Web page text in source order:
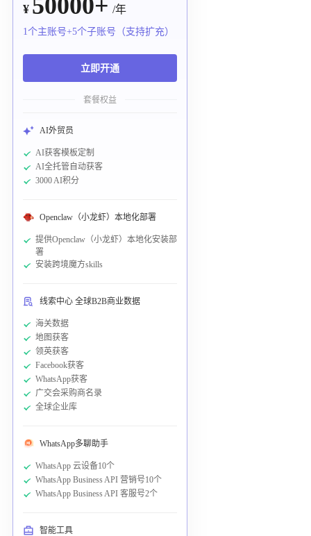
¥ /年
1个主账号+5个子账号（支持扩充）
立即开通
套餐权益
AI外贸员
AI获客模板定制
AI全托管自动获客
3000 AI积分
Openclaw（小龙虾）本地化部署
提供Openclaw（小龙虾）本地化安装部
署
安装跨境魔方skills
线索中心 全球B2B商业数据
海关数据
地图获客
领英获客
Facebook获客
WhatsApp获客
广交会采购商名录
全球企业库
WhatsApp多聊助手
WhatsApp 云设备10个
WhatsApp Business API 营销号10个
WhatsApp Business API 客服号2个
智能工具